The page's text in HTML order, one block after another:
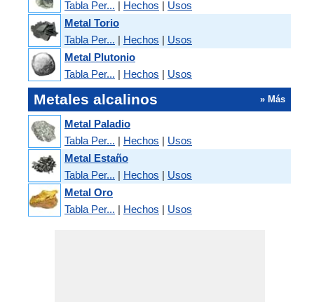
Tabla Per... | Hechos | Usos
Metal Torio
Tabla Per... | Hechos | Usos
Metal Plutonio
Tabla Per... | Hechos | Usos
Metales alcalinos » Más
Metal Paladio
Tabla Per... | Hechos | Usos
Metal Estaño
Tabla Per... | Hechos | Usos
Metal Oro
Tabla Per... | Hechos | Usos